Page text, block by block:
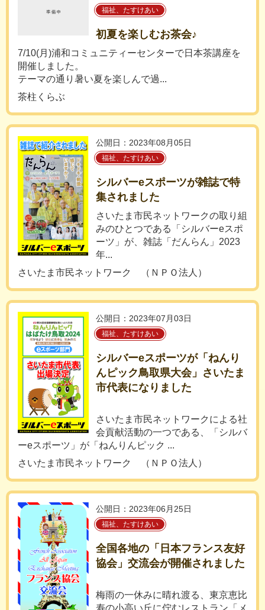
福祉、たすけあい
初夏を楽しむお茶会♪
7/10(月)浦和コミュニティーセンターで日本茶講座を
開催しました。
テーマの通り暑い夏を楽しんで過...
茶柱くらぶ
公開日：2023年08月05日
福祉、たすけあい
シルバーeスポーツが雑誌で特
集されました
さいたま市民ネットワークの取り組
みのひとつである「シルバーeスポ
ーツ」が、雑誌「だんらん」2023
年...
さいたま市民ネットワーク （ＮＰＯ法人）
公開日：2023年07月03日
福祉、たすけあい
シルバーeスポーツが「ねんり
んピック鳥取県大会」さいたま
市代表になりました
さいたま市民ネットワークによる社
会貢献活動の一つである、「シルバ
ーeスポーツ」が「ねんりんピック ...
さいたま市民ネットワーク （ＮＰＯ法人）
公開日：2023年06月25日
福祉、たすけあい
全国各地の「日本フランス友好
協会」交流会が開催されました
梅雨の一休みに晴れ渡る、東京恵比
寿の小高い丘に佇むレストラン「メ